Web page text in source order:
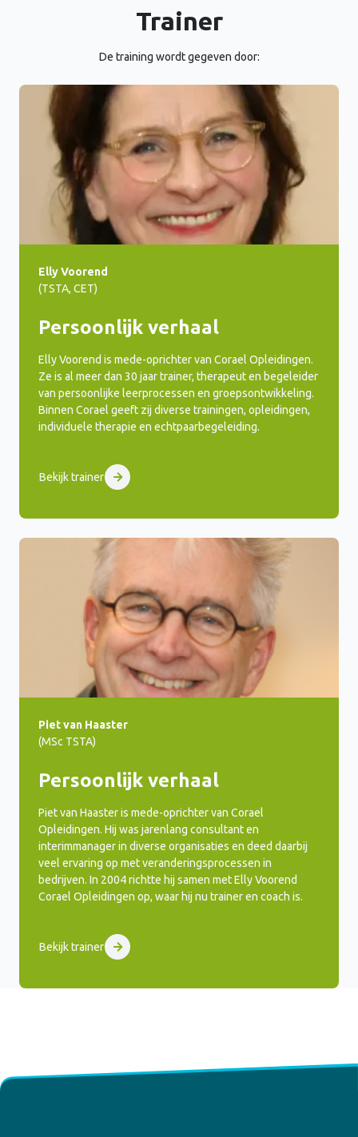
Trainer
De training wordt gegeven door:
Elly Voorend
(TSTA, CET)
Persoonlijk verhaal
Elly Voorend is mede-oprichter van Corael Opleidingen.
Ze is al meer dan 30 jaar trainer, therapeut en begeleider
van persoonlijke leerprocessen en groepsontwikkeling.
Binnen Corael geeft zij diverse trainingen, opleidingen,
individuele therapie en echtpaarbegeleiding.
Bekijk trainer
Piet van Haaster
(MSc TSTA)
Persoonlijk verhaal
Piet van Haaster is mede-oprichter van Corael
Opleidingen. Hij was jarenlang consultant en
interimmanager in diverse organisaties en deed daarbij
veel ervaring op met veranderingsprocessen in
bedrijven. In 2004 richtte hij samen met Elly Voorend
Corael Opleidingen op, waar hij nu trainer en coach is.
Bekijk trainer